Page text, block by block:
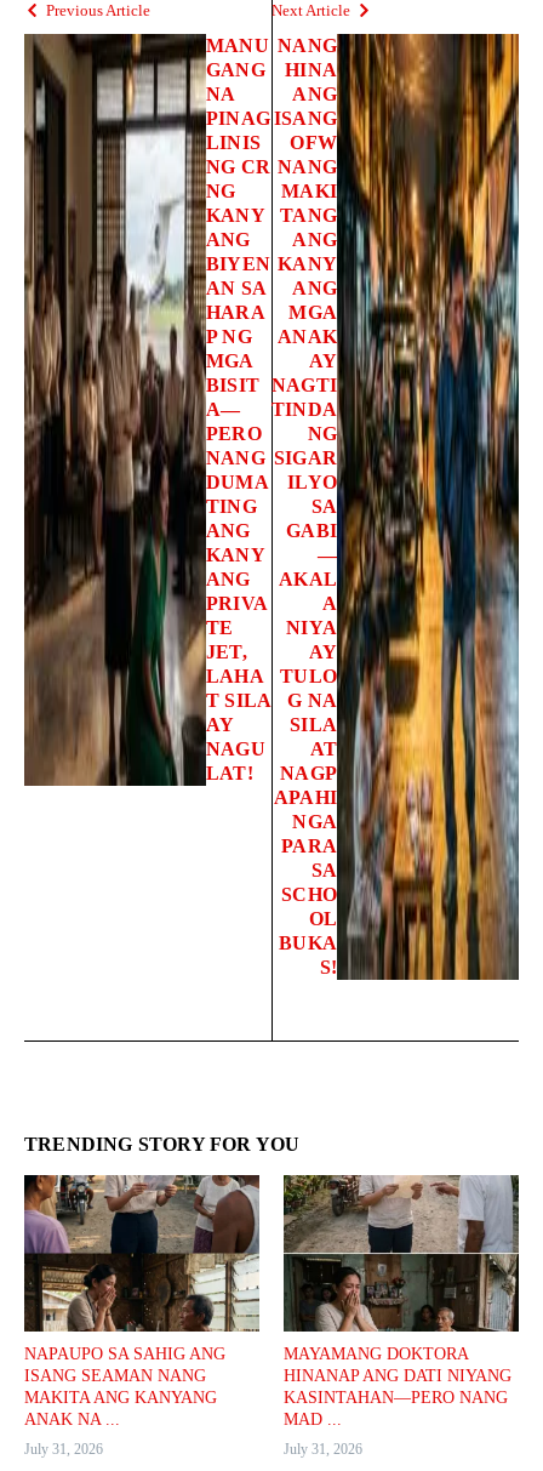
Previous Article
MANU
GANG
NA
PINAG
LINIS
NG CR
NG
KANY
ANG
BIYEN
AN SA
HARA
P NG
MGA
BISIT
A—
PERO
NANG
DUMA
TING
ANG
KANY
ANG
PRIVA
TE
JET,
LAHA
T SILA
AY
NAGU
LAT!
Next Article
NANG
HINA
ANG
ISANG
OFW
NANG
MAKI
TANG
ANG
KANY
ANG
MGA
ANAK
AY
NAGTI
TINDA
NG
SIGAR
ILYO
SA
GABI
—
AKAL
A
NIYA
AY
TULO
G NA
SILA
AT
NAGP
APAHI
NGA
PARA
SA
SCHO
OL
BUKA
S!
TRENDING STORY FOR YOU
NAPAUPO SA SAHIG ANG
ISANG SEAMAN NANG
MAKITA ANG KANYANG
ANAK NA ...
July 31, 2026
MAYAMANG DOKTORA
HINANAP ANG DATI NIYANG
KASINTAHAN—PERO NANG
MAD ...
July 31, 2026